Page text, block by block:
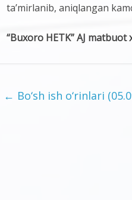
ta’mirlanib, aniqlangan
“Buxoro HETK” AJ matbuot
← Bo‘sh ish o‘rinlari